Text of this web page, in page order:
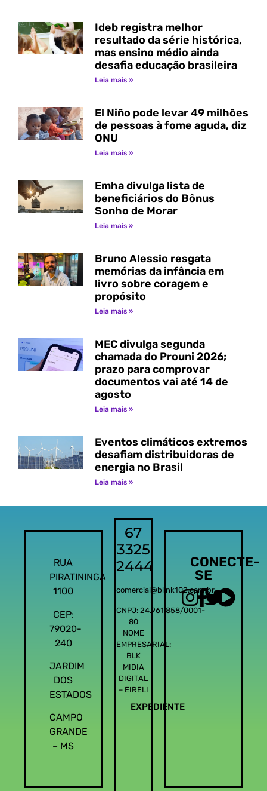
Ideb registra melhor
resultado da série histórica,
mas ensino médio ainda
desafia educação brasileira
Leia mais »
El Niño pode levar 49 milhões
de pessoas à fome aguda, diz
ONU
Leia mais »
Emha divulga lista de
beneficiários do Bônus
Sonho de Morar
Leia mais »
Bruno Alessio resgata
memórias da infância em
livro sobre coragem e
propósito
Leia mais »
MEC divulga segunda
chamada do Prouni 2026;
prazo para comprovar
documentos vai até 14 de
agosto
Leia mais »
Eventos climáticos extremos
desafiam distribuidoras de
energia no Brasil
Leia mais »
RUA
PIRATININGA
1100
CEP:
79020-
240
JARDIM
DOS
ESTADOS
CAMPO
GRANDE
– MS
67
3325
2444
comercial@blink102.com.br
CNPJ: 24.961.858/0001-
80
NOME
EMPRESARIAL:
BLK
MIDIA
DIGITAL
– EIRELI
EXPEDIENTE
CONECTE-
SE